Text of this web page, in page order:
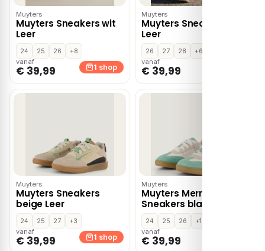
Muyters
Muyters Sneakers wit
Leer
24 25 26
+8
vanaf
€ 39,99 1 shop
Muyters
Muyters Sneakers wit
Leer
26 27 28
+6
vanaf
€ 39,99
Muyters
Muyters Sneakers
beige Leer
24 25 27
+3
vanaf
€ 39,99 1 shop
Muyters
Muyters Mermaid
Sneakers blauw Leer
24 25 26
+1
vanaf
€ 39,99